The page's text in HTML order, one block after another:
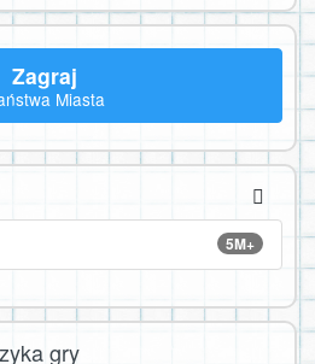
Zagraj
Miasta
5M+
gry